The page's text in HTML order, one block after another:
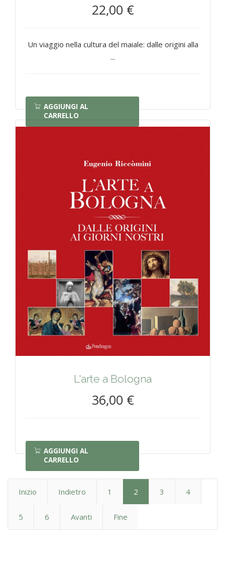
22,00 €
Un viaggio nella cultura del maiale: dalle origini alla
...
AGGIUNGI AL
CARRELLO
L'arte a Bologna
36,00 €
AGGIUNGI AL
CARRELLO
Inizio Indietro 1 2 3 4
5 6 Avanti Fine